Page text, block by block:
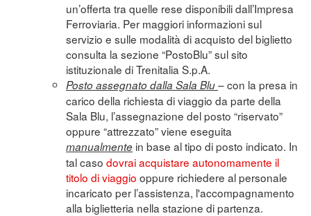
un’offerta tra quelle rese disponibili dall’Impresa
Ferroviaria. Per maggiori informazioni sul
servizio e sulle modalità di acquisto del biglietto
consulta la sezione “PostoBlu” sul sito
istituzionale di Trenitalia S.p.A.
Posto assegnato dalla Sala Blu– con la presa in
carico della richiesta di viaggio da parte della
Sala Blu, l’assegnazione del posto “riservato”
oppure “attrezzato” viene eseguita
manualmente in base al tipo di posto indicato. In
tal caso dovrai acquistare autonomamente il
titolo di viaggio oppure richiedere al personale
incaricato per l’assistenza, l'accompagnamento
alla biglietteria nella stazione di partenza.